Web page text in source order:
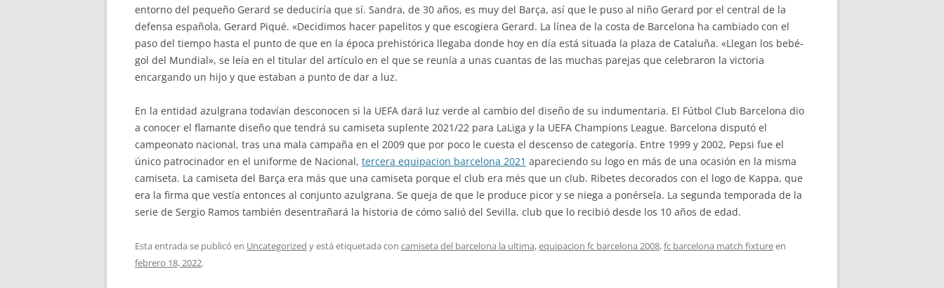
entorno del pequeño Gerard se deduciría que sí. Sandra, de 30 años, es muy del Barça, así que le puso al niño Gerard por el central de la
defensa española, Gerard Piqué. «Decidimos hacer papelitos y que escogiera Gerard. La línea de la costa de Barcelona ha cambiado con el
paso del tiempo hasta el punto de que en la época prehistórica llegaba donde hoy en día está situada la plaza de Cataluña. «Llegan los bebé-
gol del Mundial», se leía en el titular del artículo en el que se reunía a unas cuantas de las muchas parejas que celebraron la victoria
encargando un hijo y que estaban a punto de dar a luz.
En la entidad azulgrana todavían desconocen si la UEFA dará luz verde al cambio del diseño de su indumentaria. El Fútbol Club Barcelona dio
a conocer el flamante diseño que tendrá su camiseta suplente 2021/22 para LaLiga y la UEFA Champions League. Barcelona disputó el
campeonato nacional, tras una mala campaña en el 2009 que por poco le cuesta el descenso de categoría. Entre 1999 y 2002, Pepsi fue el
único patrocinador en el uniforme de Nacional, tercera equipacion barcelona 2021 apareciendo su logo en más de una ocasión en la misma
camiseta. La camiseta del Barça era más que una camiseta porque el club era més que un club. Ribetes decorados con el logo de Kappa, que
era la firma que vestía entonces al conjunto azulgrana. Se queja de que le produce picor y se niega a ponérsela. La segunda temporada de la
serie de Sergio Ramos también desentrañará la historia de cómo salió del Sevilla, club que lo recibió desde los 10 años de edad.
Esta entrada se publicó en Uncategorized y está etiquetada con camiseta del barcelona la ultima,equipacion fc barcelona 2008,fc barcelona match fixtureen
febrero 18, 2022.